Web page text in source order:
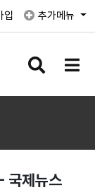
입 추가메뉴
검
버
메
버
국제뉴스